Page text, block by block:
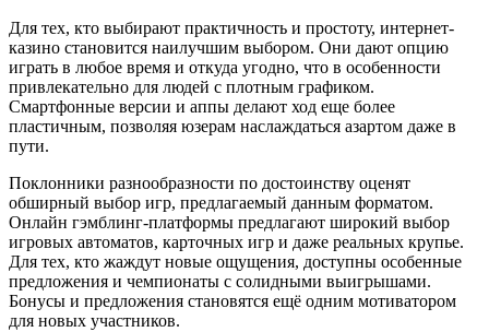
Для тех, кто выбирают практичность и простоту, интернет-
казино становится наилучшим выбором. Они дают опцию
играть в любое время и откуда угодно, что в особенности
привлекательно для людей с плотным графиком.
Смартфонные версии и аппы делают ход еще более
пластичным, позволяя юзерам наслаждаться азартом даже в
пути.
Поклонники разнообразности по достоинству оценят
обширный выбор игр, предлагаемый данным форматом.
Онлайн гэмблинг-платформы предлагают широкий выбор
игровых автоматов, карточных игр и даже реальных крупье.
Для тех, кто жаждут новые ощущения, доступны особенные
предложения и чемпионаты с солидными выигрышами.
Бонусы и предложения становятся ещё одним мотиватором
для новых участников.